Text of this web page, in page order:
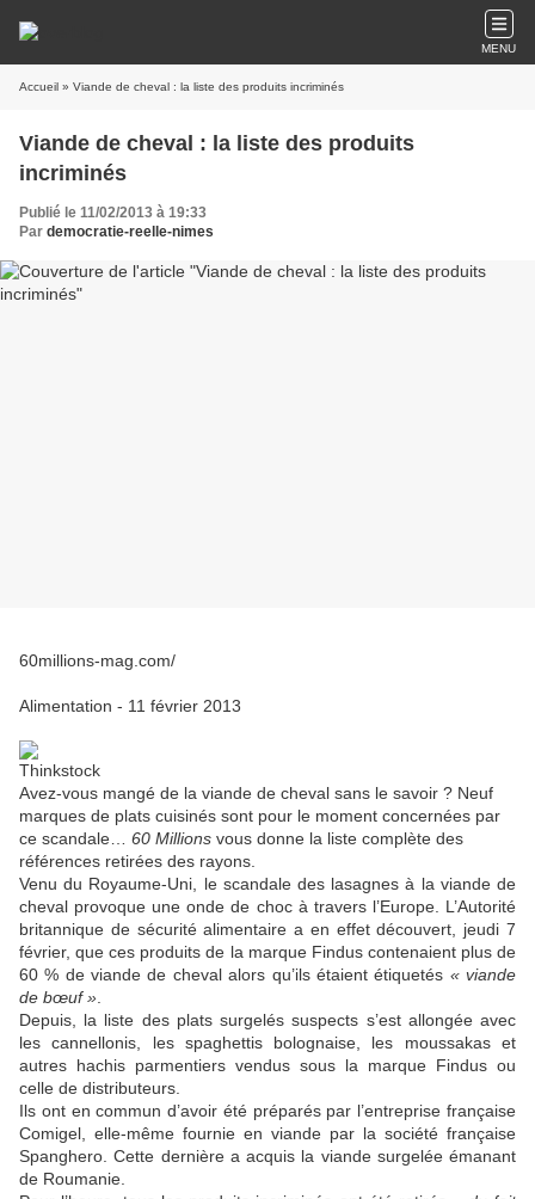
MENU
Accueil » Viande de cheval : la liste des produits incriminés
Viande de cheval : la liste des produits
incriminés
Publié le 11/02/2013 à 19:33
Par democratie-reelle-nimes
60millions-mag.com/
Alimentation - 11 février 2013
Thinkstock
Avez-vous mangé de la viande de cheval sans le savoir ? Neuf
marques de plats cuisinés sont pour le moment concernées par
ce scandale… 60 Millions vous donne la liste complète des
références retirées des rayons.
Venu du Royaume-Uni, le scandale des lasagnes à la viande de
cheval provoque une onde de choc à travers l’Europe. L’Autorité
britannique de sécurité alimentaire a en effet découvert, jeudi 7
février, que ces produits de la marque Findus contenaient plus de
60 % de viande de cheval alors qu’ils étaient étiquetés « viande
de bœuf »
Depuis, la liste des plats surgelés suspects s’est allongée avec
les cannellonis, les spaghettis bolognaise, les moussakas et
autres hachis parmentiers vendus sous la marque Findus ou
celle de distributeurs.
Ils ont en commun d’avoir été préparés par l’entreprise française
Comigel, elle-même fournie en viande par la société française
Spanghero. Cette dernière a acquis la viande surgelée émanant
de Roumanie.